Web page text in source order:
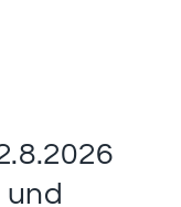
und